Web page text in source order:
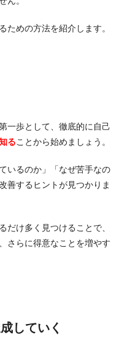
ための方法を紹介します。
一歩として、徹底的に自己
ることから始めましょう。
いるのか」「なぜ苦手なの
善するヒントが見つかりま
だけ多く見つけることで、
さらに得意なことを増やす
していく